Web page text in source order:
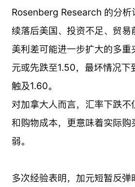
Rosenberg Research 的分析
续落后美国、投资不足、贸易
美利差可能进一步扩大的多重
元或先跌至1.50，最坏情况
触及1.60。
对加拿大人而言，汇率下跌不
和购物成本，更意味着实际购
弱。
多次经验表明，加元短暂反弹